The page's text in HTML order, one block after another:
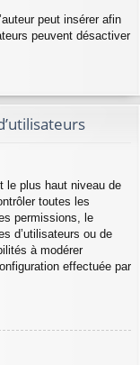
peut insérer afin
peuvent désactiver
le plus haut niveau de
toutes les
permissions, le
d’utilisateurs ou de
à modérer
effectuée par